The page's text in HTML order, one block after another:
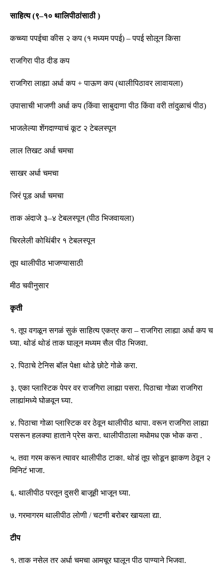
साहित्य(९–१० थालिपीठांसाठी)
कच्च्या पपईचा कीस २ कप (१ मध्यम पपई) –पपई सोलून किसा
राजगिरा पीठ दीड कप
राजगिरा लाह्या अर्धा कप +पाऊण कप (थालीपिठावर लावायला)
उपासाची भाजणी अर्धा कप (किंवा साबुदाणा पीठ किंवा वरी तांदुळाचं पीठ)
भाजलेल्या शेंगदाण्याचं कूट २ टेबलस्पून
लाल तिखट अर्धा चमचा
साखर अर्धा चमचा
जिरं पूड अर्धा चमचा
ताक अंदाजे ३–४ टेबलस्पून(पीठ भिजवायला)
चिरलेली कोथिंबीर १ टेबलस्पून
तूप थालीपीठ भाजण्यासाठी
मीठ चवीनुसार
कृती
१.तूप वगळून सगळं सुकं साहित्य एकत्र करा –राजगिरा लाह्या अर्धा कप च
घ्या. थोडं थोडं ताक घालून मध्यम सैल पीठ भिजवा.
२.पिठाचे टेनिस बॉल पेक्षा थोडे छोटे गोळे करा.
३.एका प्लास्टिक पेपर वर राजगिरा लाह्या पसरा.पिठाचा गोळा राजगिरा
लाह्यांमध्ये घोळवून घ्या.
४.पिठाचा गोळा प्लास्टिक वर ठेवून थालीपीठ थापा.वरून राजगिरा लाह्या
पसरून हलक्या हाताने प्रेस करा. थालीपीठाला मधोमध एक भोक करा .
५.तवा गरम करून त्यावर थालीपीठ टाका. थोडं तूप सोडून झाकण ठेवून २
मिनिटं भाजा.
६. थालीपीठ परतून दुसरी बाजूही भाजून घ्या.
७.गरमागरम थालीपीठ लोणी /चटणी बरोबर खायला द्या.
टीप
१.ताक नसेल तर अर्धा चमचा आमचूर घालून पीठ पाण्याने भिजवा.